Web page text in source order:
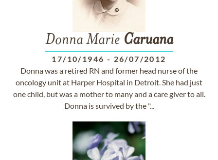
Donna Marie Caruana
17/10/1946 - 26/07/2012
Donna was a retired RN and former head nurse of the
oncology unit at Harper Hospital in Detroit. She had just
one child, but was a mother to many and a care giver to all.
Donna is survived by the "...